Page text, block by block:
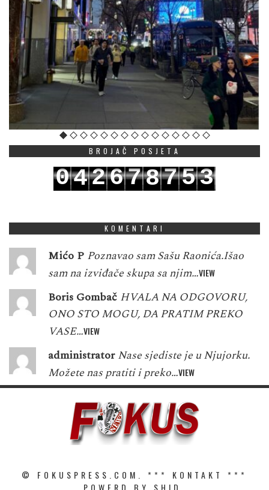
BROJAČ POSJETA
042678753
KOMENTARI
Mićo P Poznavao sam Sašu Raonića.Išao
sam na izviđače skupa sa njim…VIEW
Boris Gombač HVALA NA ODGOVORU,
ONO STO MOGU, DA PRATIM PREKO
VASE…VIEW
administrator Nase sjediste je u Njujorku.
Možete nas pratiti i preko…VIEW
© FOKUSPRESS.COM. *** KONTAKT
***
POWERD BY SHID.